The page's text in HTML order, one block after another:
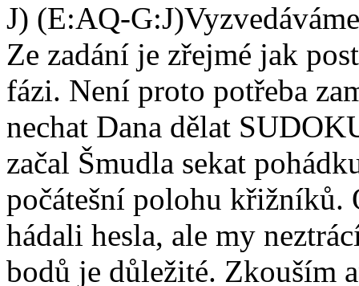
J) (E:AQ-
Ze zadání je zřejmé jak
fázi. Není proto potřeba
nechat Dana dělat
začal Šmudla sekat
počátešní polohu křižníků.
hádali hesla, ale my
bodů je důležité. Zkouším